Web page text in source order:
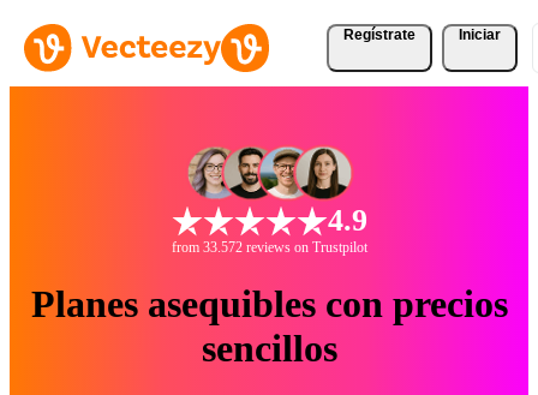
Regístrate Iniciar
4.9
from 33.572 reviews on Trustpilot
Planes asequibles con precios
sencillos